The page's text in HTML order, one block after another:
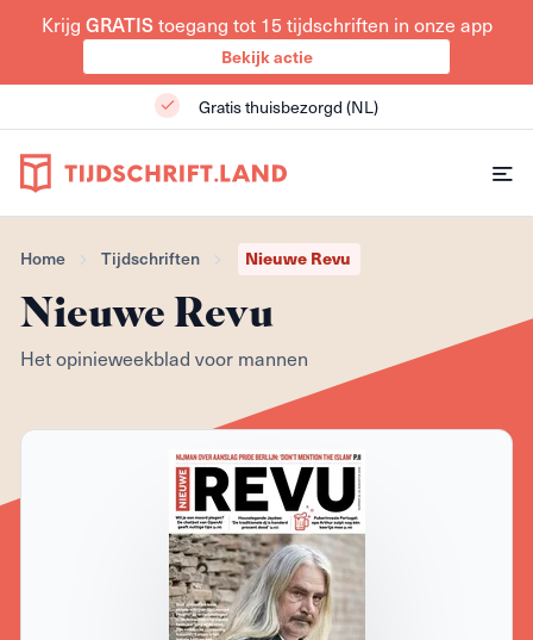
Krijg GRATIStoegang tot 15 tijdschriften in onze app
Bekijk actie
Gratis thuisbezorgd (NL)
Home Tijdschriften Nieuwe Revu
Nieuwe Revu
Het opinieweekblad voor mannen